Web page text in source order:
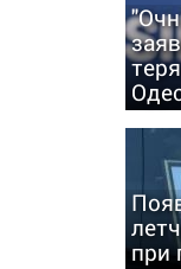
при